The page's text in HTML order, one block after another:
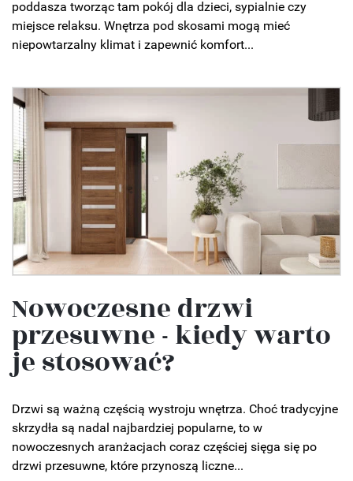
poddasza tworząc tam pokój dla dzieci, sypialnie czy
miejsce relaksu. Wnętrza pod skosami mogą mieć
niepowtarzalny klimat i zapewnić komfort...
Nowoczesne drzwi
przesuwne - kiedy warto
je stosować?
Drzwi są ważną częścią wystroju wnętrza. Choć tradycyjne
skrzydła są nadal najbardziej popularne, to w
nowoczesnych aranżacjach coraz częściej sięga się po
drzwi przesuwne, które przynoszą liczne...